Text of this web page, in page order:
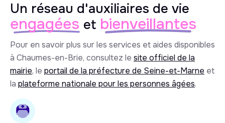
Un réseau d'auxiliaires de vie
engagées et bienveillantes
Pour en savoir plus sur les services et aides disponibles
à Chaumes-en-Brie, consultez le site officiel de la
mairie, le portail de la préfecture de Seine-et-Marne et
la plateforme nationale pour les personnes âgées.